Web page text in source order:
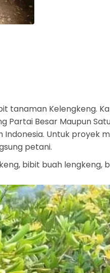
tanaman Kelengkeng.
Besar Maupun
Untuk proyek
petani.
bibit buah lengkeng,